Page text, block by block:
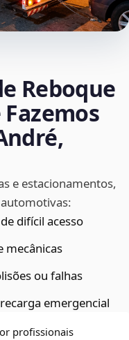
Reboque
e estacionamentos,
difícil acesso
mecânicas
ou falhas
emergencial
profissionais